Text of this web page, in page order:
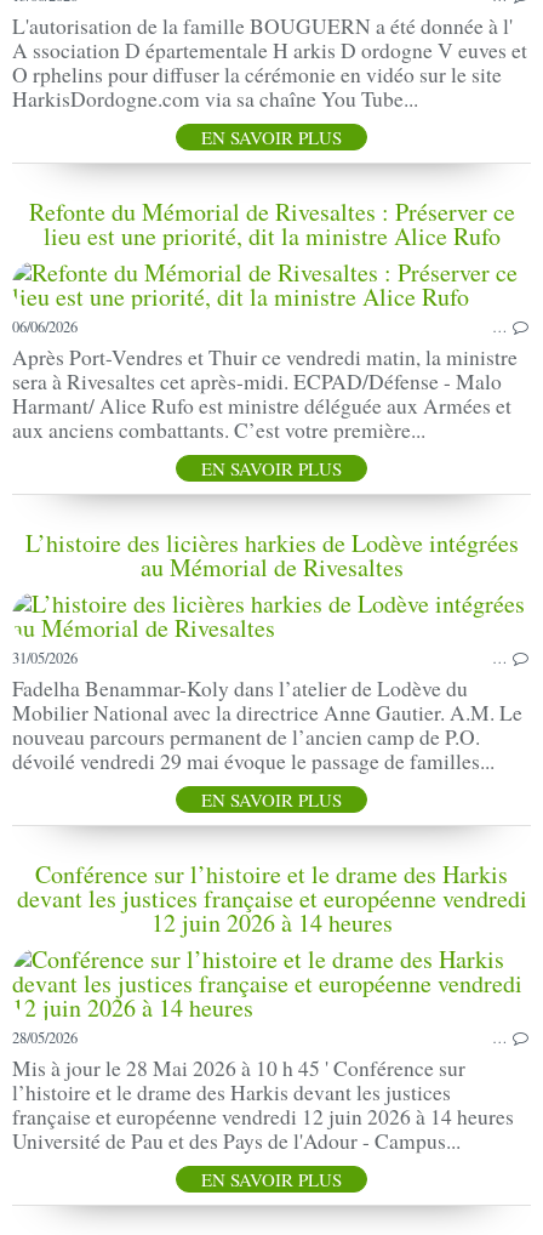
L'autorisation de la famille BOUGUERN a été donnée à l'
A ssociation D épartementale H arkis D ordogne V euves et
O rphelins pour diffuser la cérémonie en vidéo sur le site
HarkisDordogne.com via sa chaîne You Tube...
EN SAVOIR PLUS
Refonte du Mémorial de Rivesaltes : Préserver ce
lieu est une priorité, dit la ministre Alice Rufo
06/06/2026 …
Après Port-Vendres et Thuir ce vendredi matin, la ministre
sera à Rivesaltes cet après-midi. ECPAD/Défense - Malo
Harmant/ Alice Rufo est ministre déléguée aux Armées et
aux anciens combattants. C’est votre première...
EN SAVOIR PLUS
L’histoire des licières harkies de Lodève intégrées
au Mémorial de Rivesaltes
31/05/2026 …
Fadelha Benammar-Koly dans l’atelier de Lodève du
Mobilier National avec la directrice Anne Gautier. A.M. Le
nouveau parcours permanent de l’ancien camp de P.O.
dévoilé vendredi 29 mai évoque le passage de familles...
EN SAVOIR PLUS
Conférence sur l’histoire et le drame des Harkis
devant les justices française et européenne vendredi
12 juin 2026 à 14 heures
28/05/2026 …
Mis à jour le 28 Mai 2026 à 10 h 45 ' Conférence sur
l’histoire et le drame des Harkis devant les justices
française et européenne vendredi 12 juin 2026 à 14 heures
Université de Pau et des Pays de l'Adour - Campus...
EN SAVOIR PLUS